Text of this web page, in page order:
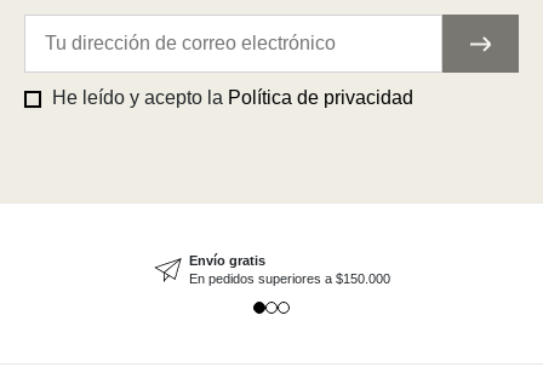
He leído y acepto la Política de privacidad
Envío gratis
En pedidos superiores a $150.000